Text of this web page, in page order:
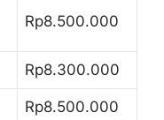
Rp8.500.000
Rp8.300.000
Rp8.500.000